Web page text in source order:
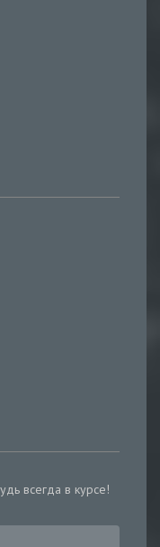
всегда в курсе!